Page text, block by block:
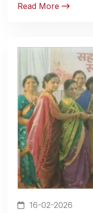
Read More
16-02-2026